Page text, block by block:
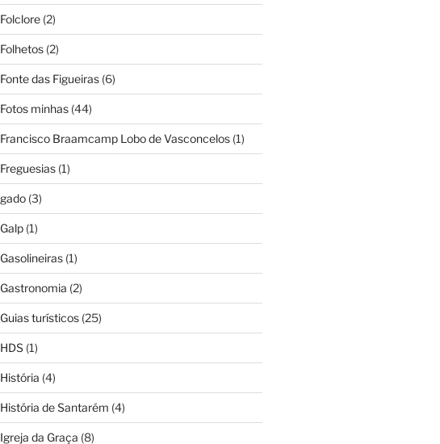
Folclore(2)
Folhetos(2)
Fonte das Figueiras(6)
Fotos minhas(44)
Francisco Braamcamp Lobo de Vasconcelos(1)
Freguesias(1)
gado(3)
Galp(1)
Gasolineiras(1)
Gastronomia (2)
Guias turísticos(25)
HDS(1)
História (4)
História de Santarém (4)
Igreja da Graça (8)